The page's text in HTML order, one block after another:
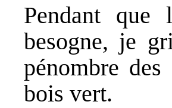
Pendant que
besogne, je
pénombre
bois vert.